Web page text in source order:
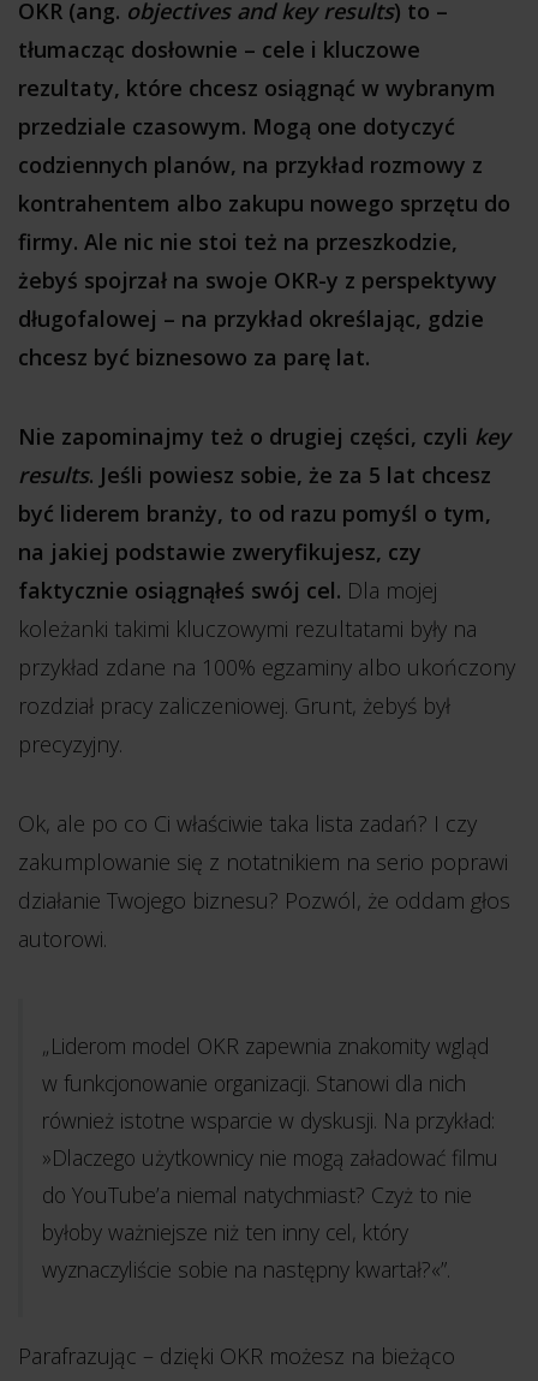
OKR (ang. objectives and key results) to –
tłumacząc dosłownie – cele i kluczowe
rezultaty, które chcesz osiągnąć w wybranym
przedziale czasowym. Mogą one dotyczyć
codziennych planów, na przykład rozmowy z
kontrahentem albo zakupu nowego sprzętu do
firmy. Ale nic nie stoi też na przeszkodzie,
żebyś spojrzał na swoje OKR-y z perspektywy
długofalowej – na przykład określając, gdzie
chcesz być biznesowo za parę lat.
Nie zapominajmy też o drugiej części, czyli key
results. Jeśli powiesz sobie, że za 5 lat chcesz
być liderem branży, to od razu pomyśl o tym,
na jakiej podstawie zweryfikujesz, czy
faktycznie osiągnąłeś swój cel. Dla mojej
koleżanki takimi kluczowymi rezultatami były na
przykład zdane na 100% egzaminy albo ukończony
rozdział pracy zaliczeniowej. Grunt, żebyś był
precyzyjny.
Ok, ale po co Ci właściwie taka lista zadań? I czy
zakumplowanie się z notatnikiem na serio poprawi
działanie Twojego biznesu? Pozwól, że oddam głos
autorowi.
„Liderom model OKR zapewnia znakomity wgląd
w funkcjonowanie organizacji. Stanowi dla nich
również istotne wsparcie w dyskusji. Na przykład:
»Dlaczego użytkownicy nie mogą załadować filmu
do YouTube’a niemal natychmiast? Czyż to nie
byłoby ważniejsze niż ten inny cel, który
wyznaczyliście sobie na następny kwartał?«”.
Parafrazując – dzięki OKR możesz na bieżąco